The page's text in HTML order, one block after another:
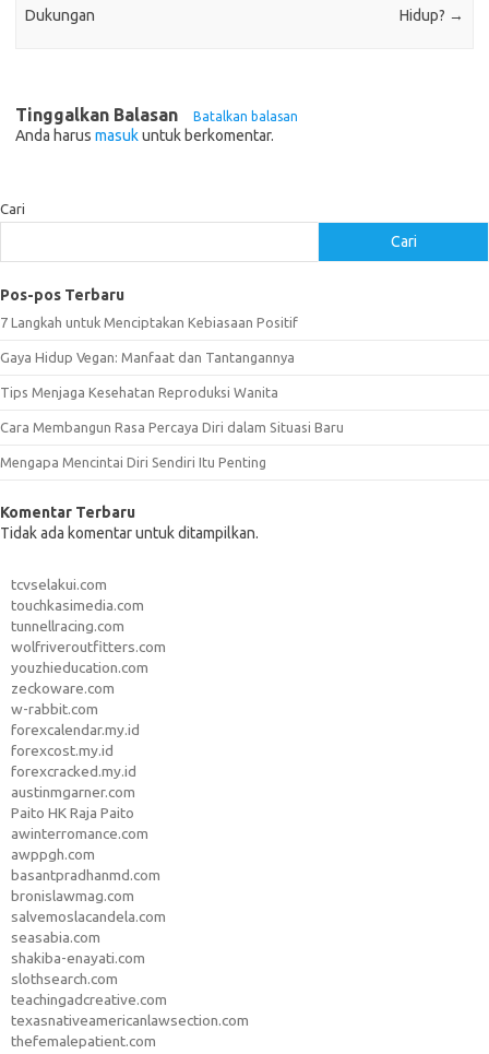
Dukungan
Hidup? →
Tinggalkan Balasan Batalkan balasan
Anda harus masukuntuk berkomentar.
Cari
Cari
Pos-pos Terbaru
7 Langkah untuk Menciptakan Kebiasaan Positif
Gaya Hidup Vegan: Manfaat dan Tantangannya
Tips Menjaga Kesehatan Reproduksi Wanita
Cara Membangun Rasa Percaya Diri dalam Situasi Baru
Mengapa Mencintai Diri Sendiri Itu Penting
Komentar Terbaru
Tidak ada komentar untuk ditampilkan.
tcvselakui.com
touchkasimedia.com
tunnellracing.com
wolfriveroutfitters.com
youzhieducation.com
zeckoware.com
w-rabbit.com
forexcalendar.my.id
forexcost.my.id
forexcracked.my.id
austinmgarner.com
Paito HK Raja Paito
awinterromance.com
awppgh.com
basantpradhanmd.com
bronislawmag.com
salvemoslacandela.com
seasabia.com
shakiba-enayati.com
slothsearch.com
teachingadcreative.com
texasnativeamericanlawsection.com
thefemalepatient.com